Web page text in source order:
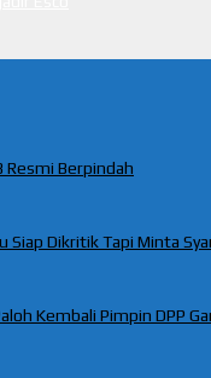
Resmi Berpindah
Siap Dikritik Tapi Minta
Kembali Pimpin DPP